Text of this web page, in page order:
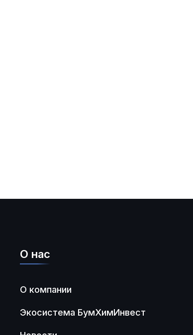
О нас
О компании
Экосистема БумХимИнвест